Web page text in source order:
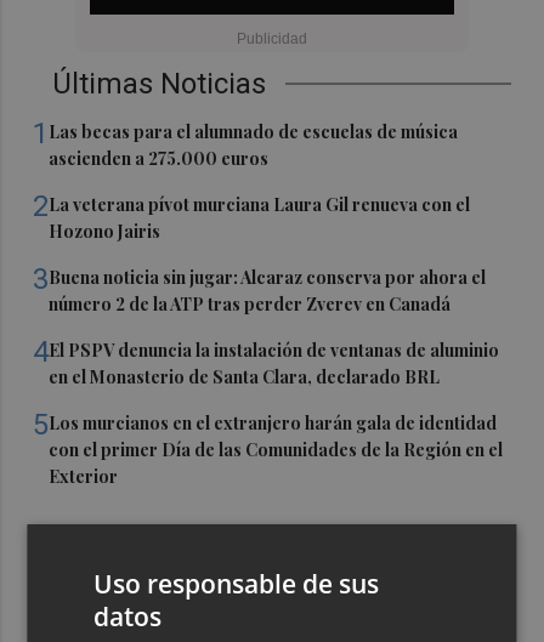
Últimas Noticias
1 Las becas para el alumnado de escuelas de música
ascienden a 275.000 euros
2La veterana pívot murciana Laura Gil renueva con el
Hozono Jairis
3Buena noticia sin jugar: Alcaraz conserva por ahora el
número 2 de la ATP tras perder Zverev en Canadá
4El PSPV denuncia la instalación de ventanas de aluminio
en el Monasterio de Santa Clara, declarado BRL
5Los murcianos en el extranjero harán gala de identidad
con el primer Día de las Comunidades de la Región en el
Exterior
Uso responsable de sus
datos